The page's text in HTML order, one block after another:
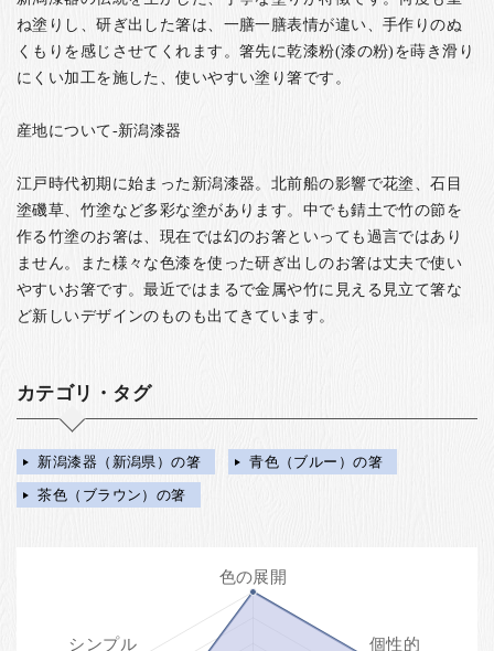
ね塗りし、研ぎ出した箸は、一膳一膳表情が違い、手作りのぬ
くもりを感じさせてくれます。箸先に乾漆粉(漆の粉)を蒔き滑り
にくい加工を施した、使いやすい塗り箸です。
産地について-新潟漆器
江戸時代初期に始まった新潟漆器。北前船の影響で花塗、石目
塗磯草、竹塗など多彩な塗があります。中でも錆土で竹の節を
作る竹塗のお箸は、現在では幻のお箸といっても過言ではあり
ません。また様々な色漆を使った研ぎ出しのお箸は丈夫で使い
やすいお箸です。最近ではまるで金属や竹に見える見立て箸な
ど新しいデザインのものも出てきています。
カテゴリ・タグ
新潟漆器（新潟県）の箸
青色（ブルー）の箸
茶色（ブラウン）の箸